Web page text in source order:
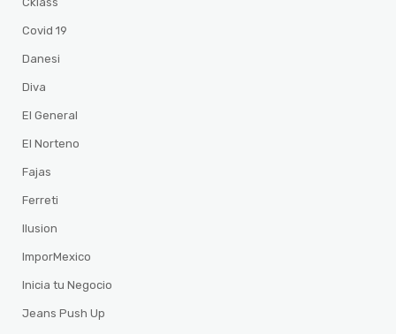
Covid 19
Danesi
Diva
El General
El Norteno
Fajas
Ferreti
Ilusion
ImporMexico
Inicia tu Negocio
Jeans Push Up